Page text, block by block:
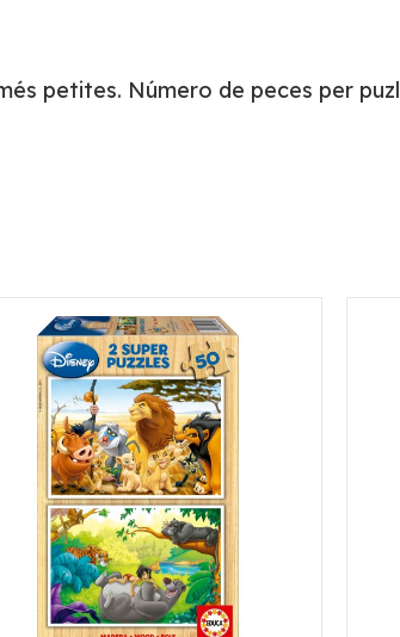
petites. Número de peces per